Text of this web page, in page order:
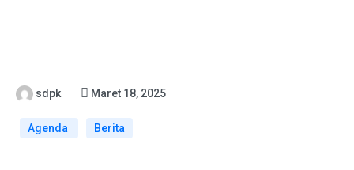
sdpk Maret 18, 2025
Agenda Berita